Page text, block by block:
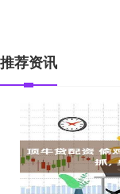
推荐资讯